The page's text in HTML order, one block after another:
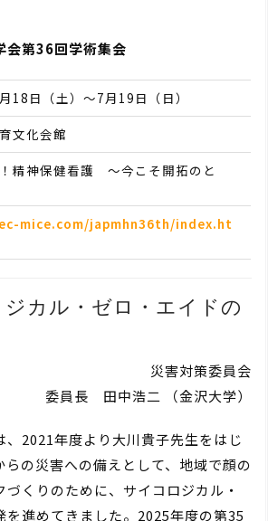
会第36回学術集会
18日（土）～7月19日（日）
文化会館
精神保健看護 〜今こそ開拓のと
mice.com/japmhn36th/index.ht
ジカル・ゼロ・エイドの
災害対策委員会
委員長 田中浩二 （金沢大学）
、2021年度より大川貴子先生をはじ
らの災害への備えとして、地域で顔の
づくりのために、サイコロジカル・
を進めてきました。2025年度の第35